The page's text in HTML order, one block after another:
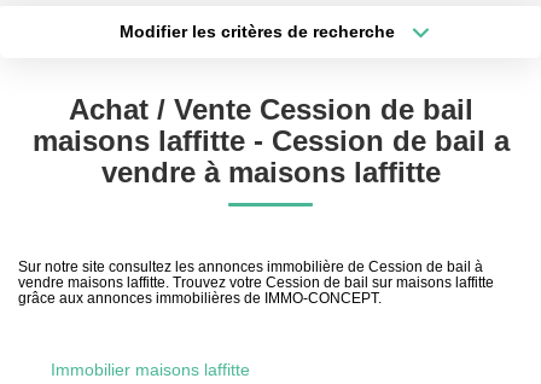
INVESTISSEMENTS
INVESTISSEMENT PARTICIPATIF
METAVERS
Modifier les critères de recherche
Plus de critères Créer une alerte
Achat / Vente Cession de bail
maisons laffitte - Cession de bail a
vendre à maisons laffitte
Sur notre site consultez les annonces immobilière de Cession de bail à
vendre maisons laffitte. Trouvez votre Cession de bail sur maisons laffitte
grâce aux annonces immobilières de IMMO-CONCEPT.
Immobilier maisons laffitte